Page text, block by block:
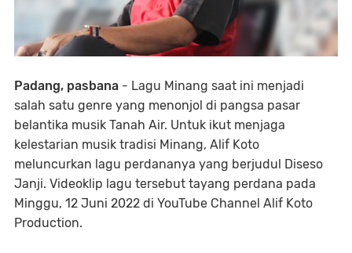
Padang, pasbana - Lagu Minang saat ini menjadi
salah satu genre yang menonjol di pangsa pasar
belantika musik Tanah Air. Untuk ikut menjaga
kelestarian musik tradisi Minang, Alif Koto
meluncurkan lagu perdananya yang berjudul Diseso
Janji. Videoklip lagu tersebut tayang perdana pada
Minggu, 12 Juni 2022 di YouTube Channel Alif Koto
Production.